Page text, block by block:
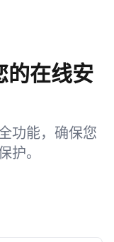
的在线安
功能，确保您
护。